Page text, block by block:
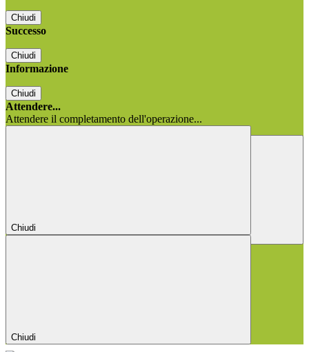
Chiudi
Successo
Chiudi
Informazione
Chiudi
Attendere...
Attendere il completamento dell'operazione...
Chiudi
Chiudi